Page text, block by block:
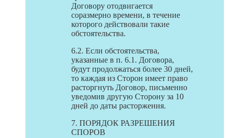
Договору отодвигается
соразмерно времени, в течение
которого действовали такие
обстоятельства.
6.2. Если обстоятельства,
указанные в п. 6.1. Договора,
будут продолжаться более 30 дней,
то каждая из Сторон имеет право
расторгнуть Договор, письменно
уведомив другую Сторону за 10
дней до даты расторжения.
7. ПОРЯДОК РАЗРЕШЕНИЯ
СПОРОВ